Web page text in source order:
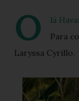
O
lá
Para
Laryssa Cyrillo.